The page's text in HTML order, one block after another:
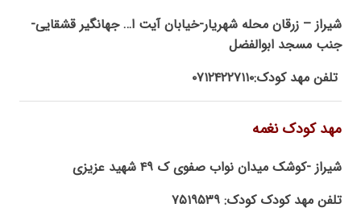
شیراز – زرقان محله شهریار-خیابان آیت ا… جهانگیر قشقایی-
جنب مسجد ابوالفضل
تلفن مهد کودک:۰۷۱۲۴۲۲۷۱۱۰
مهد کودک نغمه
شیراز -کوشک میدان نواب صفوی ک ۴۹ شهید عزیزی
تلفن مهد کودک کودک: ۷۵۱۹۵۳۹